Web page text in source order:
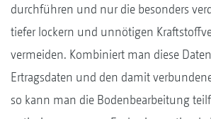
durchführen und nur die besonders
tiefer lockern und unnötigen
vermeiden. Kombiniert man diese
Ertragsdaten und den damit
so kann man die Bodenbearbeitung